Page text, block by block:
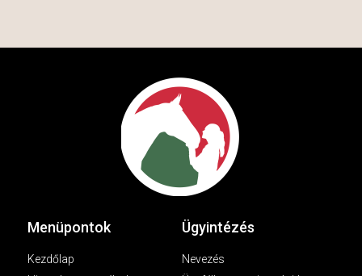
Menüpontok
Kezdőlap
Ügyintézés
Nevezés